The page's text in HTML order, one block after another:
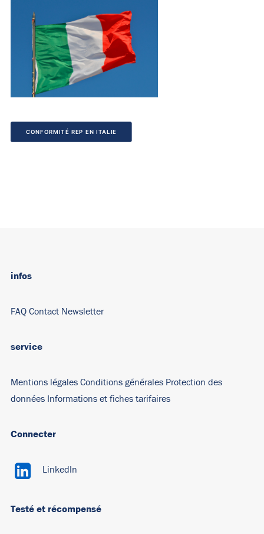
CONFORMITÉ REP EN ITALIE
service
Mentions légales Conditions générales Protection des
données Informations et fiches tarifaires
infos
FAQ Contact Newsletter
Connecter
LinkedIn
Testé et récompensé